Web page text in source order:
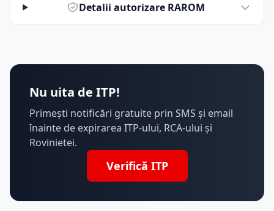
Detalii autorizare RAROM
Nu uita de ITP!
Primești notificări gratuite prin SMS și email
înainte de expirarea ITP-ului, RCA-ului și
Rovinietei.
Verifică ITP